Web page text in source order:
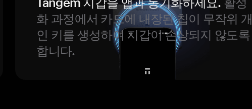
화 과정에서 카드에 내장된 칩이 무작위 개
인 키를 생성하여 지갑이 손상되지 않도록
합니다.